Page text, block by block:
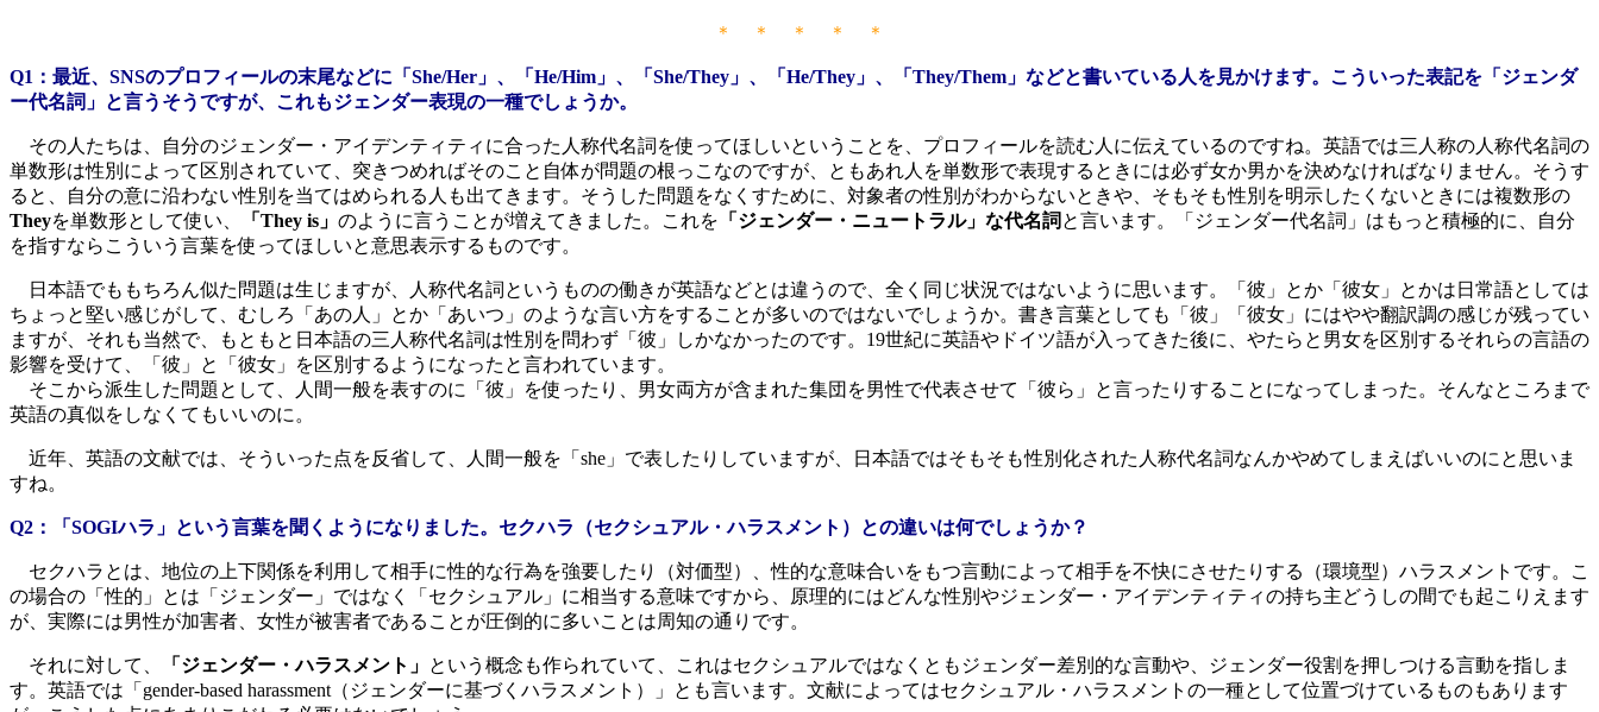
＊ ＊ ＊ ＊ ＊
Q1：最近、SNSのプロフィールの末尾などに「She/Her」、「He/Him」、「She/They」、「He/They」、「They/Them」などと書いている人を見かけます。こういった表記を「ジェンダ
ー代名詞」と言うそうですが、これもジェンダー表現の一種でしょうか。
その人たちは、自分のジェンダー・アイデンティティに合った人称代名詞を使ってほしいということを、プロフィールを読む人に伝えているのですね。英語では三人称の人称代名詞の
単数形は性別によって区別されていて、突きつめればそのこと自体が問題の根っこなのですが、ともあれ人を単数形で表現するときには必ず女か男かを決めなければなりません。そうす
ると、自分の意に沿わない性別を当てはめられる人も出てきます。そうした問題をなくすために、対象者の性別がわからないときや、そもそも性別を明示したくないときには複数形の
Theyを単数形として使い、 「They is」 のように言うことが増えてきました。これを 「ジェンダー・ニュートラル」な代名詞 と言います。「ジェンダー代名詞」はもっと積極的に、自分
を指すならこういう言葉を使ってほしいと意思表示するものです。
日本語でももちろん似た問題は生じますが、人称代名詞というものの働きが英語などとは違うので、全く同じ状況ではないように思います。「彼」とか「彼女」とかは日常語としては
ちょっと堅い感じがして、むしろ「あの人」とか「あいつ」のような言い方をすることが多いのではないでしょうか。書き言葉としても「彼」「彼女」にはやや翻訳調の感じが残ってい
ますが、それも当然で、もともと日本語の三人称代名詞は性別を問わず「彼」しかなかったのです。19世紀に英語やドイツ語が入ってきた後に、やたらと男女を区別するそれらの言語の
影響を受けて、「彼」と「彼女」を区別するようになったと言われています。
そこから派生した問題として、人間一般を表すのに「彼」を使ったり、男女両方が含まれた集団を男性で代表させて「彼ら」と言ったりすることになってしまった。そんなところまで
英語の真似をしなくてもいいのに。
近年、英語の文献では、そういった点を反省して、人間一般を「she」で表したりしていますが、日本語ではそもそも性別化された人称代名詞なんかやめてしまえばいいのにと思いま
すね。
Q2：「SOGIハラ」という言葉を聞くようになりました。セクハラ（セクシュアル・ハラスメント）との違いは何でしょうか？
セクハラとは、地位の上下関係を利用して相手に性的な行為を強要したり（対価型）、性的な意味合いをもつ言動によって相手を不快にさせたりする（環境型）ハラスメントです。こ
の場合の「性的」とは「ジェンダー」ではなく「セクシュアル」に相当する意味ですから、原理的にはどんな性別やジェンダー・アイデンティティの持ち主どうしの間でも起こりえます
が、実際には男性が加害者、女性が被害者であることが圧倒的に多いことは周知の通りです。
それに対して、 「ジェンダー・ハラスメント」 という概念も作られていて、これはセクシュアルではなくともジェンダー差別的な言動や、ジェンダー役割を押しつける言動を指しま
す。英語では「gender-based harassment（ジェンダーに基づくハラスメント）」とも言います。文献によってはセクシュアル・ハラスメントの一種として位置づけているものもあります